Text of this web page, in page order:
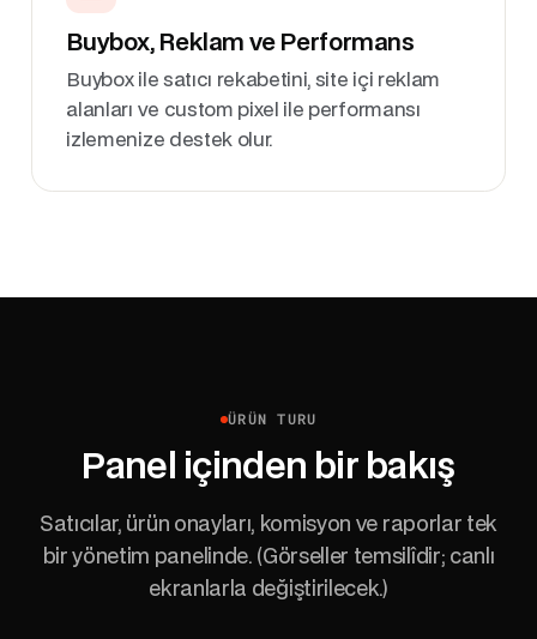
Buybox, Reklam ve Performans
Buybox ile satıcı rekabetini, site içi reklam
alanları ve custom pixel ile performansı
izlemenize destek olur.
ÜRÜN TURU
Panel içinden bir bakış
Satıcılar, ürün onayları, komisyon ve raporlar tek
bir yönetim panelinde. (Görseller temsilîdir; canlı
ekranlarla değiştirilecek.)